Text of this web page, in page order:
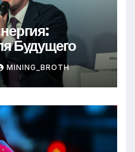
Будущего
MINING_BROTH